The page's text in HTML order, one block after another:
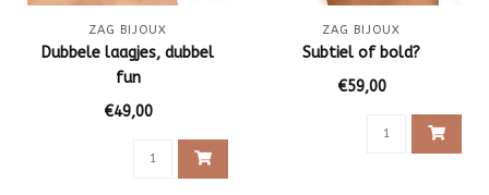
ZAG BIJOUX
Dubbele laagjes, dubbel
fun
€49,00
ZAG BIJOUX
Subtiel of bold?
€59,00